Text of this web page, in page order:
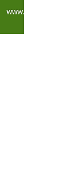
www.phathairin.go.th